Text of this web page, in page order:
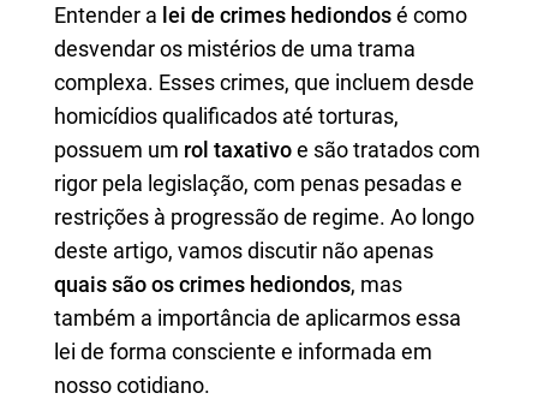
Entender a lei de crimes hediondosé como
desvendar os mistérios de uma trama
complexa. Esses crimes, que incluem desde
homicídios qualificados até torturas,
possuem um rol taxativoe são tratados com
rigor pela legislação, com penas pesadas e
restrições à progressão de regime. Ao longo
deste artigo, vamos discutir não apenas
quais são os crimes hediondos, mas
também a importância de aplicarmos essa
lei de forma consciente e informada em
nosso cotidiano.